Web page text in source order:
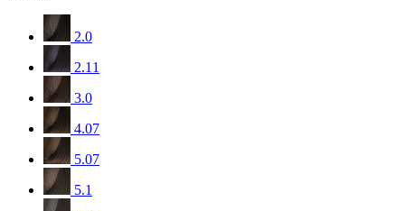
2.0
2.11
3.0
4.07
5.07
5.1